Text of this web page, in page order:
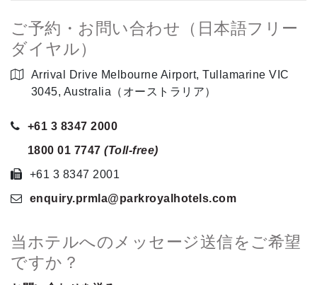
ご予約・お問い合わせ（日本語フリー
ダイヤル）
Arrival Drive Melbourne Airport, Tullamarine VIC
3045, Australia（オーストラリア）
+61 3 8347 2000
1800 01 7747 (Toll-free)
+61 3 8347 2001
enquiry.prmla@parkroyalhotels.com
当ホテルへのメッセージ送信をご希望
ですか？